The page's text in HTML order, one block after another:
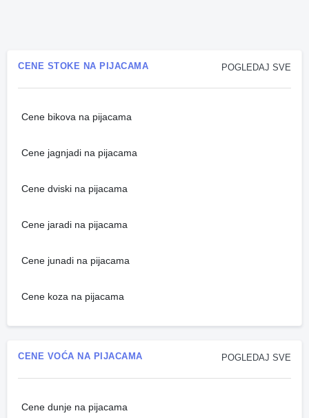
POGLEDAJ SVE
CENE STOKE NA PIJACAMA
Cene bikova na pijacama
Cene jagnjadi na pijacama
Cene dviski na pijacama
Cene jaradi na pijacama
Cene junadi na pijacama
Cene koza na pijacama
POGLEDAJ SVE
CENE VOĆA NA PIJACAMA
Cene dunje na pijacama